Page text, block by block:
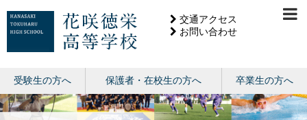
交通アクセス
お問い合わせ
受験生の方へ 保護者・在校生の方へ 卒業生の方へ